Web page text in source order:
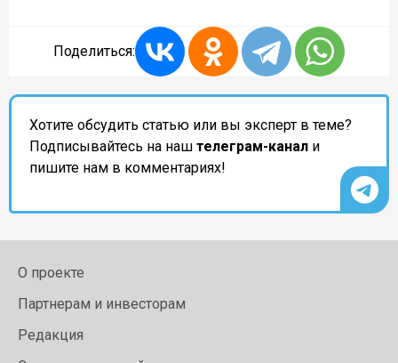
Поделиться:
Хотите обсудить статью или вы эксперт в теме?
Подписывайтесь на наш телеграм-канал и
пишите нам в комментариях!
О проекте
Партнерам и инвесторам
Редакция